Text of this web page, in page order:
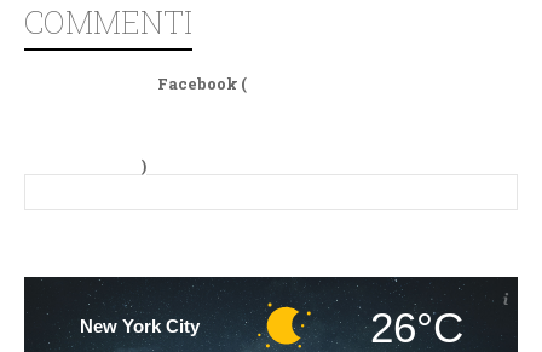
COMMENTI
Facebook (
)
New York City 26°C